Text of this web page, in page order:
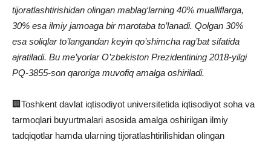
tijoratlashtirishidan olingan mablag‘larning 40% mualliflarga,
30% esa ilmiy jamoaga bir marotaba to’lanadi. Qolgan 30%
esa soliqlar to’langandan keyin qo’shimcha rag’bat sifatida
ajratiladi. Bu me’yorlar O’zbekiston Prezidentining 2018-yilgi
PQ-3855-son qaroriga muvofiq amalga oshiriladi.
🏢Toshkent davlat iqtisodiyot universitetida iqtisodiyot soha va
tarmoqlari buyurtmalari asosida amalga oshirilgan ilmiy
tadqiqotlar hamda ularning tijoratlashtirilishidan olingan